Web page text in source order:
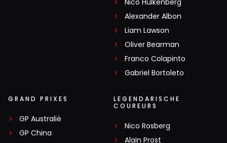
Alexander Albon
Liam Lawson
Oliver Bearman
Franco Colapinto
Gabriel Bortoleto
GRAND PRIXES
GP Australië
GP China
LEGENDARISCHE
COUREURS
Nico Rosberg
Alain Prost